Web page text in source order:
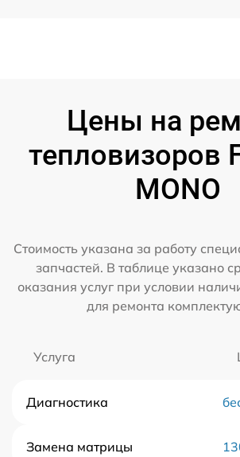
Цены на
тепловизоров
MONO
Стоимость указана за работу
запчастей. В таблице указано
оказания услуг при условии
для ремонта
Услуга
Диагностика
Замена матрицы